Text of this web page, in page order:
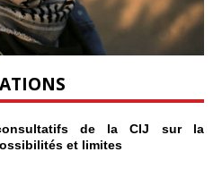
de la CIJ sur la
et limites